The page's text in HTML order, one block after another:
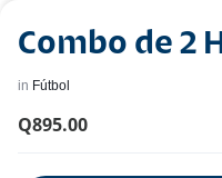
Combo de 2
in Fútbol
Q895.00